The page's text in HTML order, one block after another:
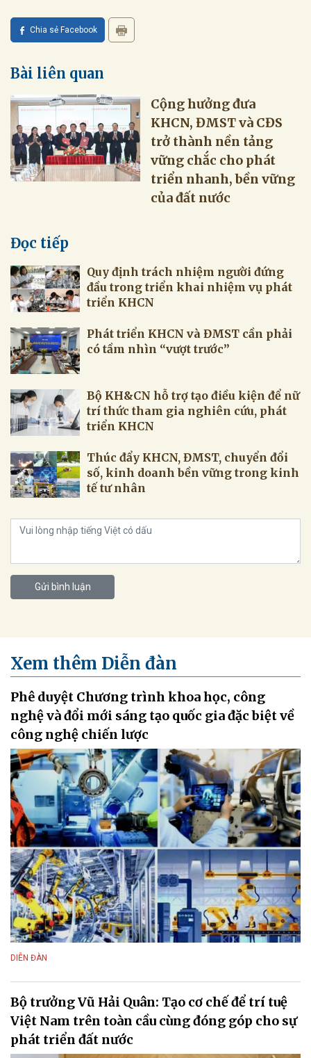
Chia sẻ Facebook
Bài liên quan
Cộng hưởng đưa
KHCN, ĐMST và CĐS
trở thành nền tảng
vững chắc cho phát
triển nhanh, bền vững
của đất nước
Đọc tiếp
Quy định trách nhiệm người đứng
đầu trong triển khai nhiệm vụ phát
triển KHCN
Phát triển KHCN và ĐMST cần phải
có tầm nhìn “vượt trước”
Bộ KH&CN hỗ trợ tạo điều kiện để nữ
trí thức tham gia nghiên cứu, phát
triển KHCN
Thúc đẩy KHCN, ĐMST, chuyển đổi
số, kinh doanh bền vững trong kinh
tế tư nhân
Gửi bình luận
Xem thêm Diễn đàn
Phê duyệt Chương trình khoa học, công
nghệ và đổi mới sáng tạo quốc gia đặc biệt về
công nghệ chiến lược
DIỄN ĐÀN
Bộ trưởng Vũ Hải Quân: Tạo cơ chế để trí tuệ
Việt Nam trên toàn cầu cùng đóng góp cho sự
phát triển đất nước